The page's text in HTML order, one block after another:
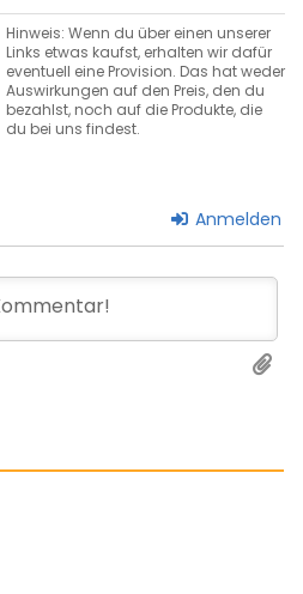
Hinweis: Wenn du über einen unserer
Links etwas kaufst, erhalten wir dafür
eventuell eine Provision. Das hat weder
Auswirkungen auf den Preis, den du
bezahlst, noch auf die Produkte, die
du bei uns findest.
Anmelden